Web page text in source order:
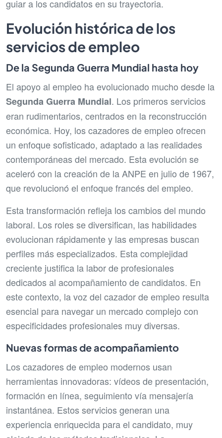
guiar a los candidatos en su trayectoria.
Evolución histórica de los
servicios de empleo
De la Segunda Guerra Mundial hasta hoy
El apoyo al empleo ha evolucionado mucho desde la
Segunda Guerra Mundial. Los primeros servicios
eran rudimentarios, centrados en la reconstrucción
económica. Hoy, los cazadores de empleo ofrecen
un enfoque sofisticado, adaptado a las realidades
contemporáneas del mercado. Esta evolución se
aceleró con la creación de la ANPE en julio de 1967,
que revolucionó el enfoque francés del empleo.
Esta transformación refleja los cambios del mundo
laboral. Los roles se diversifican, las habilidades
evolucionan rápidamente y las empresas buscan
perfiles más especializados. Esta complejidad
creciente justifica la labor de profesionales
dedicados al acompañamiento de candidatos. En
este contexto, la voz del cazador de empleo resulta
esencial para navegar un mercado complejo con
especificidades profesionales muy diversas.
Nuevas formas de acompañamiento
Los cazadores de empleo modernos usan
herramientas innovadoras: vídeos de presentación,
formación en línea, seguimiento vía mensajería
instantánea. Estos servicios generan una
experiencia enriquecida para el candidato, muy